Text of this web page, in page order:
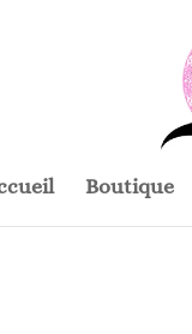
Boutique